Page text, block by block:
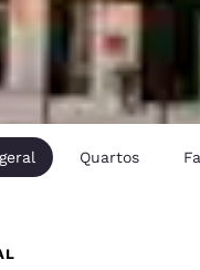
Quartos